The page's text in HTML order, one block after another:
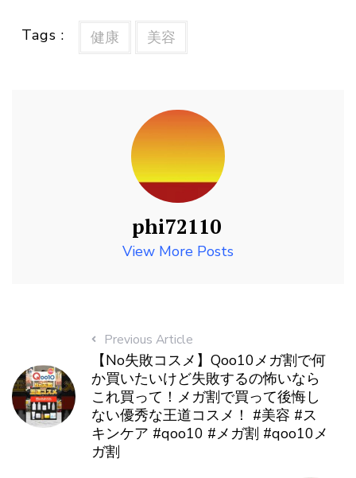
Tags : 健康 美容
phi72110
View More Posts
Previous Article
【No失敗コスメ】Qoo10メガ割で何
か買いたいけど失敗するの怖いなら
これ買って！メガ割で買って後悔し
ない優秀な王道コスメ！ #美容 #ス
キンケア #qoo10 #メガ割 #qoo10メ
ガ割